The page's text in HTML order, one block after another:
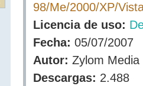
98/Me/2000/XP/
Licencia de uso:
Fecha: 05/07/2007
Autor: Zylom Media
Descargas: 2.488